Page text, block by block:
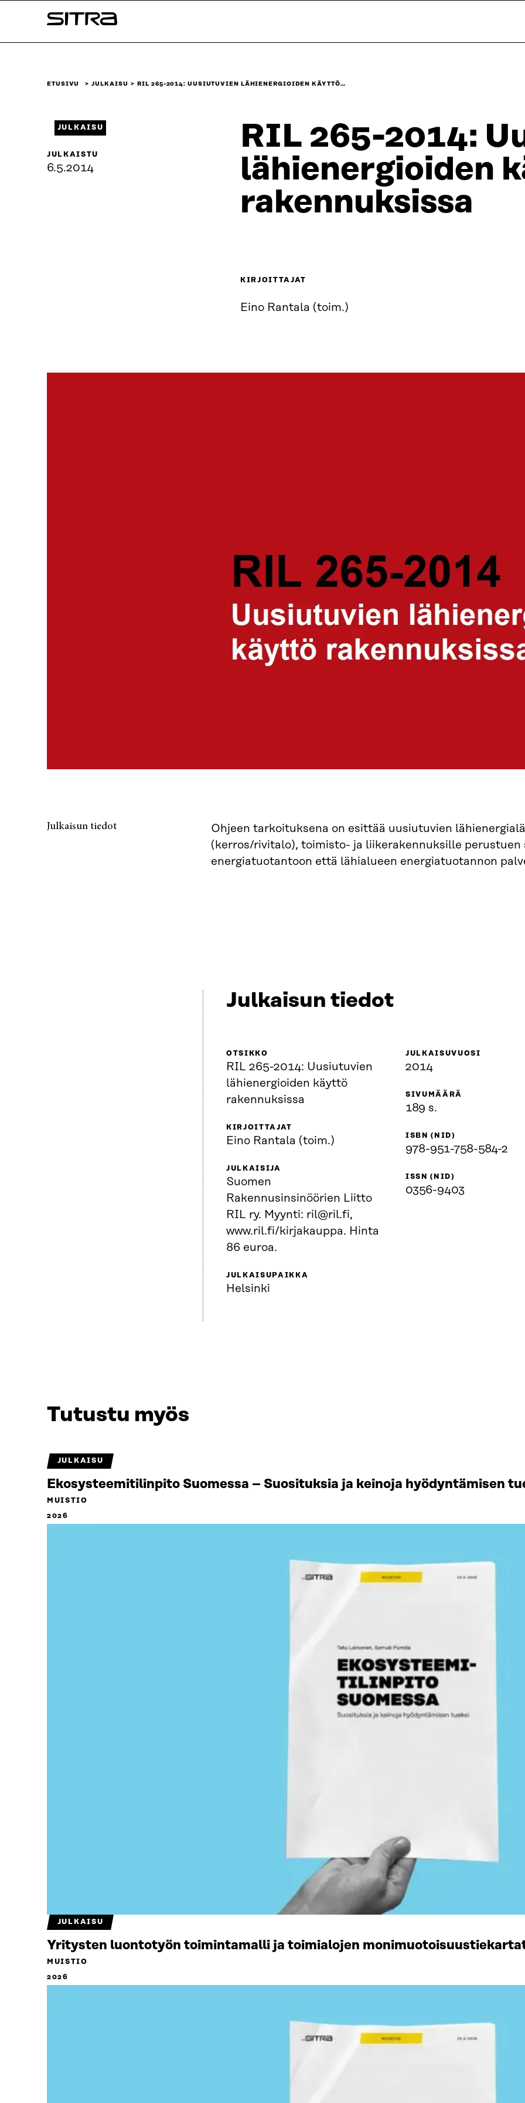
sisältöön
Sitra
ETUSIVU JULKAISU RIL 265-2014: UUSIUTUVIEN LÄHIENERGIOIDEN KÄYTTÖ…
RIL 265-2014:
lähienergioiden
rakennuksissa
JULKAISU
JULKAISTU
6.5.2014
KIRJOITTAJAT
Eino Rantala (toim.)
Julkaisun tiedot
Ohjeen tarkoituksena on esittää uusiutuvien
(kerros/rivitalo), toimisto- ja liikerakennuksille perustuen
energiatuotantoon että lähialueen energiatuotannon
Julkaisun tiedot
OTSIKKO
RIL 265-2014: Uusiutuvien
lähienergioiden käyttö
rakennuksissa
KIRJOITTAJAT
Eino Rantala (toim.)
JULKAISIJA
Suomen
Rakennusinsinöörien Liitto
RIL ry. Myynti: ril@ril.fi,
www.ril.fi/kirjakauppa. Hinta
86 euroa.
JULKAISUPAIKKA
Helsinki
JULKAISUVUOSI
2014
SIVUMÄÄRÄ
189 s.
ISBN (NID)
978-951-758-584-2
ISSN (NID)
0356-9403
Tutustu myös
JULKAISU
Ekosysteemitilinpito Suomessa – Suosituksia ja keinoja hyödyntämisen
MUISTIO
2026
JULKAISU
Yritysten luontotyön toimintamalli ja toimialojen
MUISTIO
2026